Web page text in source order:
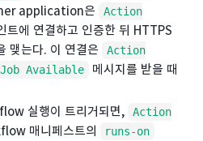
application은
Action
트에 연결하고 인증한 뒤 HTTPS
맺는다. 이 연결은
Action
Job Available
메시지를 받을 때
실행이 트리거되면,
Action
매니페스트의 runs-on